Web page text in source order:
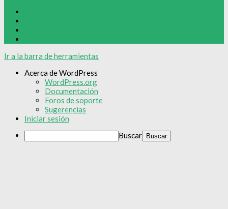
Ir a la barra de herramientas
Acerca de WordPress
WordPress.org
Documentación
Foros de soporte
Sugerencias
Iniciar sesión
Buscar